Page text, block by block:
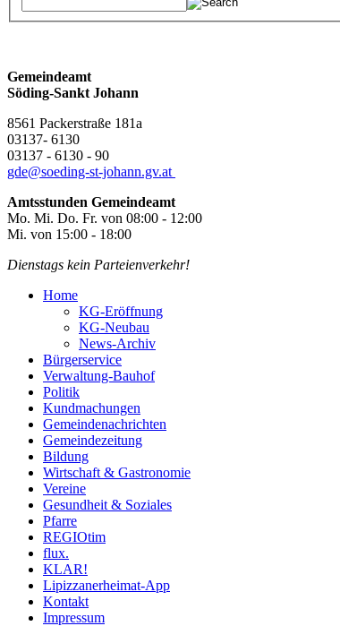
Gemeindeamt
Söding-Sankt Johann
8561 Packerstraße 181a
03137- 6130
03137 - 6130 - 90
gde@soeding-st-johann.gv.at
Amtsstunden Gemeindeamt
Mo. Mi. Do. Fr. von 08:00 - 12:00
Mi. von 15:00 - 18:00
Dienstags kein Parteienverkehr!
Home
KG-Eröffnung
KG-Neubau
News-Archiv
Bürgerservice
Verwaltung-Bauhof
Politik
Kundmachungen
Gemeindenachrichten
Gemeindezeitung
Bildung
Wirtschaft & Gastronomie
Vereine
Gesundheit & Soziales
Pfarre
REGIOtim
flux.
KLAR!
Lipizzanerheimat-App
Kontakt
Impressum